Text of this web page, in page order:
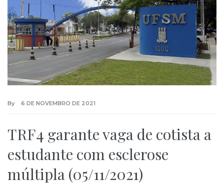
By 6 DE NOVEMBRO DE 2021
TRF4 garante vaga de cotista a
estudante com esclerose
múltipla (05/11/2021)